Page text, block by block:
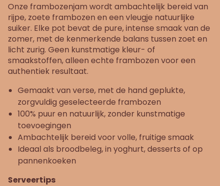
Onze frambozenjam wordt ambachtelijk bereid van
rijpe, zoete frambozen en een vleugje natuurlijke
suiker. Elke pot bevat de pure, intense smaak van de
zomer, met de kenmerkende balans tussen zoet en
licht zurig. Geen kunstmatige kleur- of
smaakstoffen, alleen echte frambozen voor een
authentiek resultaat.
Gemaakt van verse, met de hand geplukte,
zorgvuldig geselecteerde frambozen
100% puur en natuurlijk, zonder kunstmatige
toevoegingen
Ambachtelijk bereid voor volle, fruitige smaak
Ideaal als broodbeleg, in yoghurt, desserts of op
pannenkoeken
Serveertips